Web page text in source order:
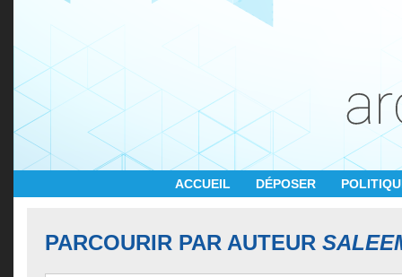
ACCUEIL DÉPOSER
PARCOURIR PAR AUTEUR